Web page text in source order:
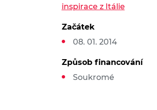
inspirace z Itálie
Začátek
08. 01. 2014
Způsob financování
Soukromé